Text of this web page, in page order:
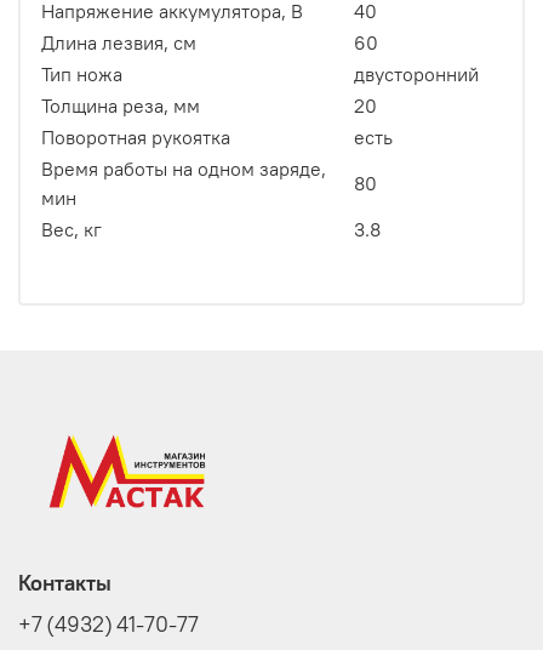
Напряжение аккумулятора, В
40
Длина лезвия, см
60
Тип ножа
двусторонний
Толщина реза, мм
20
Поворотная рукоятка
есть
Время работы на одном заряде,
мин
80
Вес, кг
3.8
Контакты
+7 (4932) 41-70-77